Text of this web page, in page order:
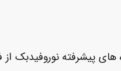
های پیشرفته